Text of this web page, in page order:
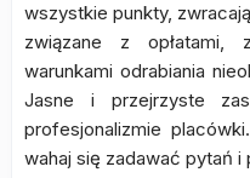
wszystkie punkty,
związane z opłatami,
warunkami odrabiania
Jasne i przejrzyste
profesjonalizmie
wahaj się zadawać pytań i